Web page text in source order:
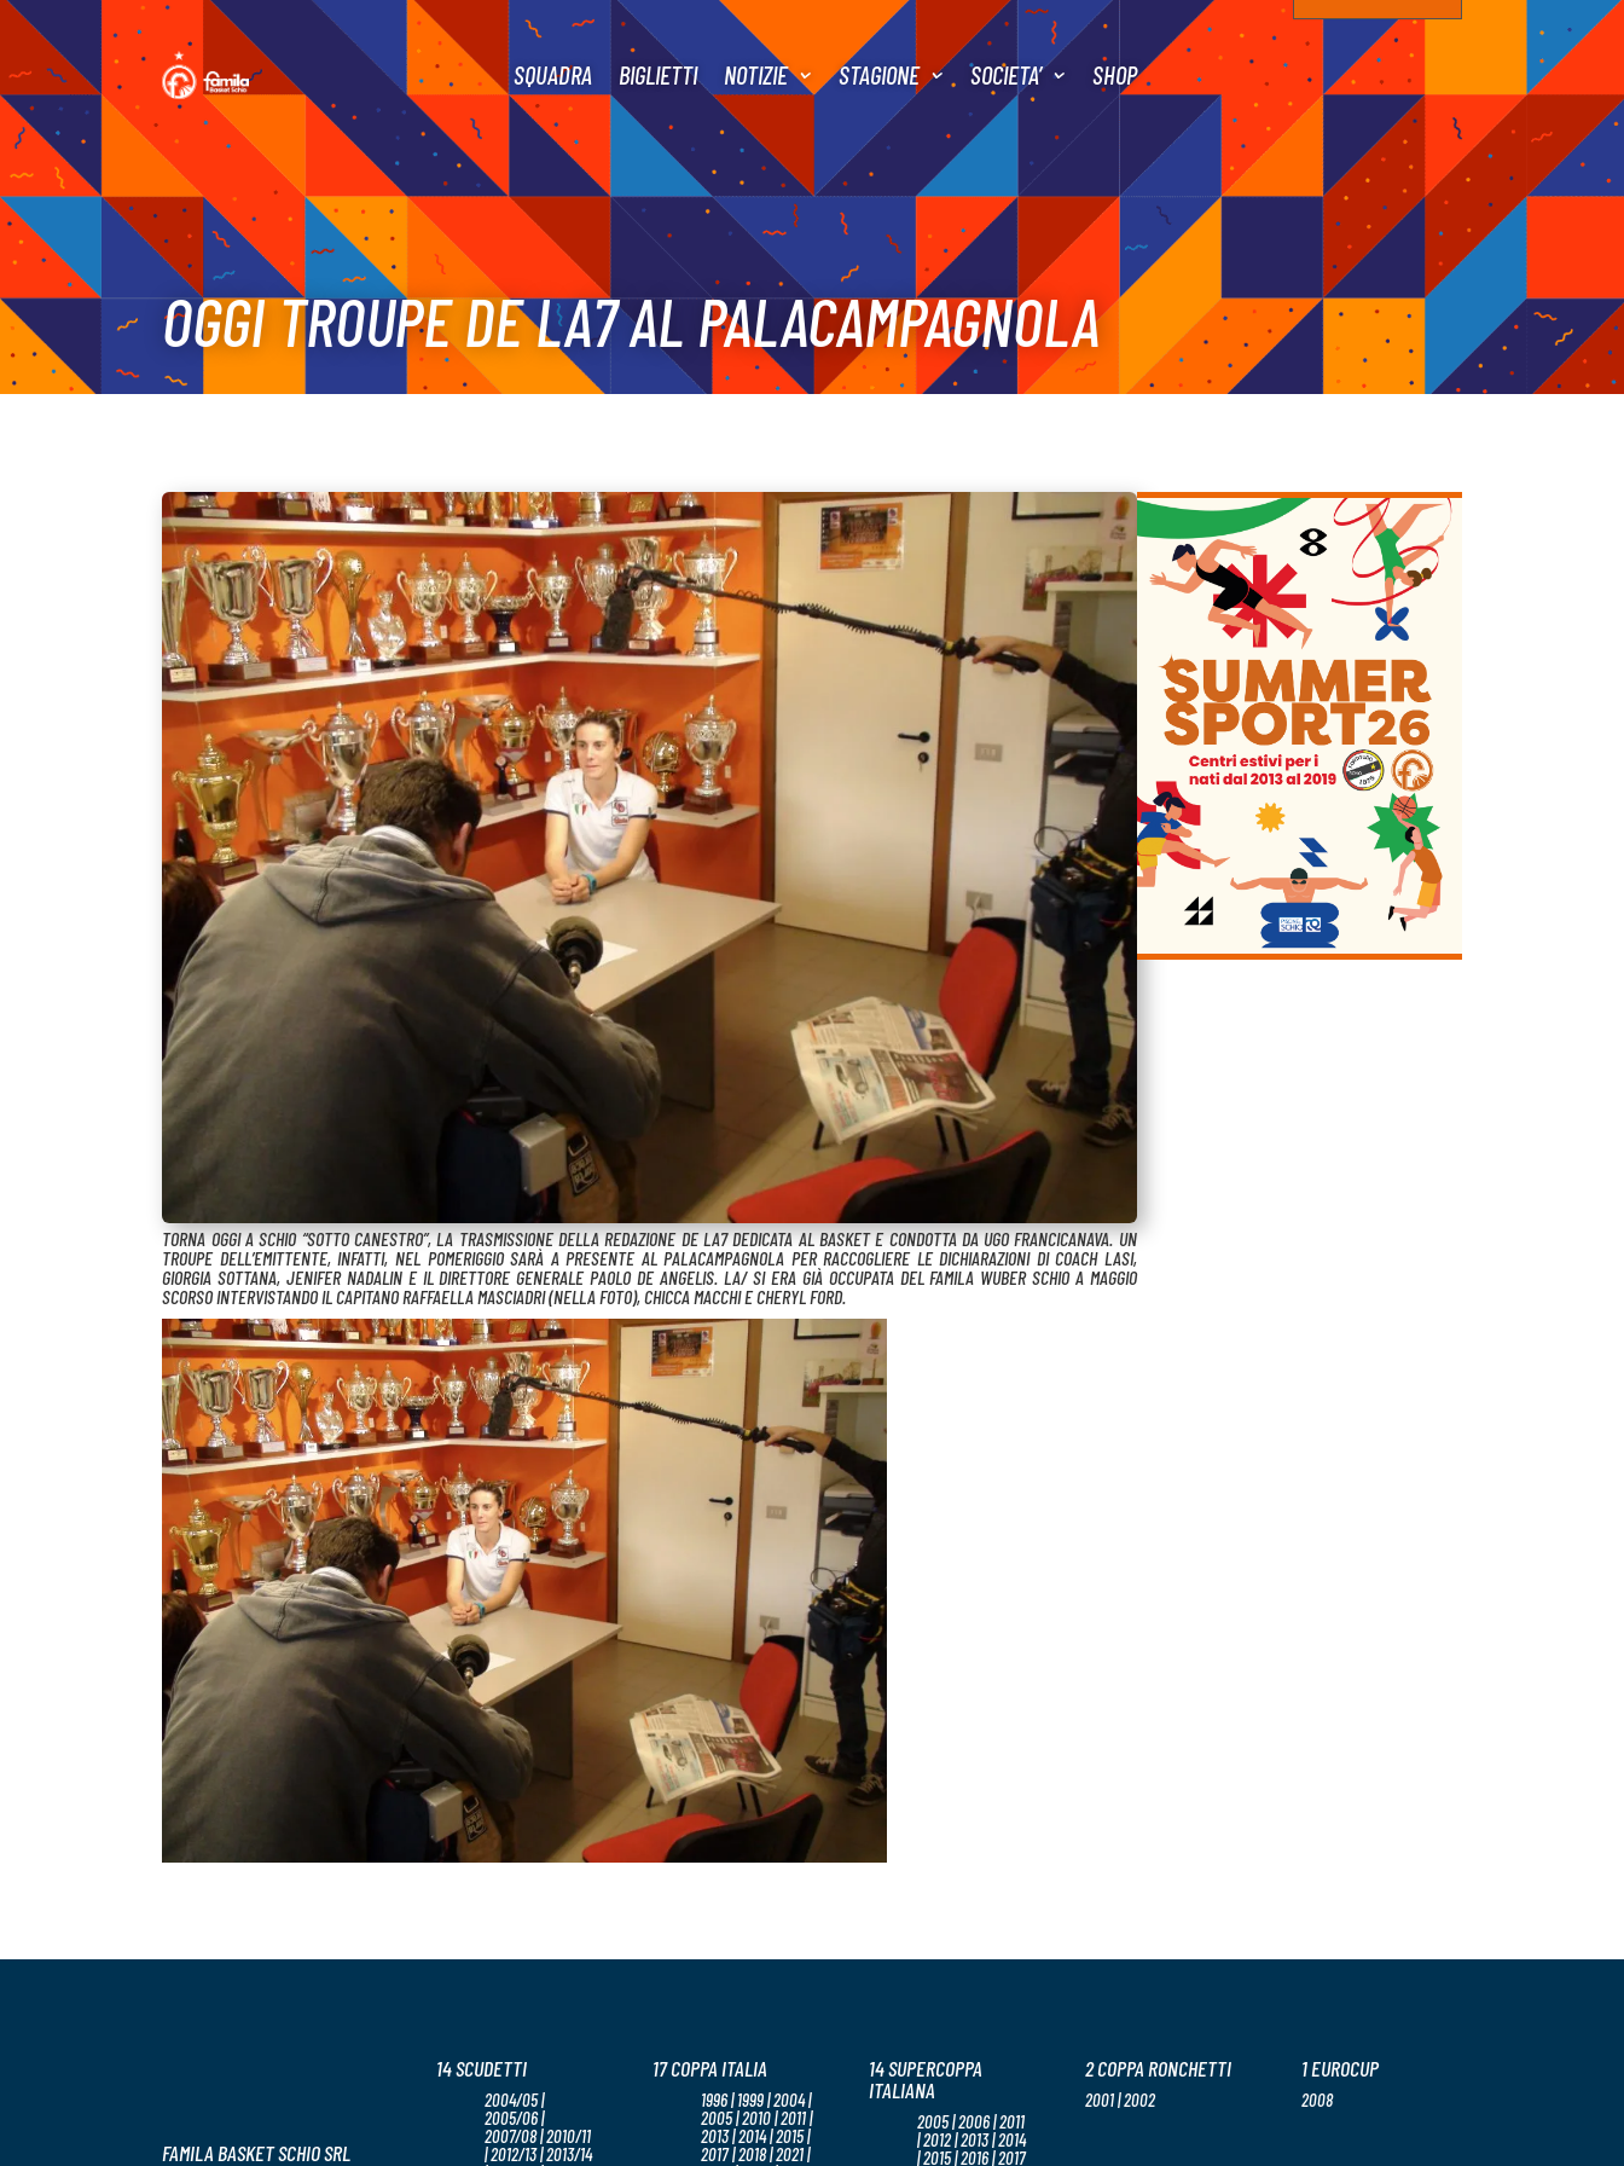
SQUADRA BIGLIETTI NOTIZIE STAGIONE SOCIETA’ SHOP
OGGI TROUPE DE LA7 AL PALACAMPAGNOLA
TORNA OGGI A SCHIO “SOTTO CANESTRO”, LA TRASMISSIONE DELLA REDAZIONE DE LA7 DEDICATA AL BASKET E CONDOTTA DA UGO FRANCICANAVA. UN
TROUPE DELL’EMITTENTE, INFATTI, NEL POMERIGGIO SARÀ A PRESENTE AL PALACAMPAGNOLA PER RACCOGLIERE LE DICHIARAZIONI DI COACH LASI,
GIORGIA SOTTANA, JENIFER NADALIN E IL DIRETTORE GENERALE PAOLO DE ANGELIS. LA/ SI ERA GIÀ OCCUPATA DEL FAMILA WUBER SCHIO A MAGGIO
SCORSO INTERVISTANDO IL CAPITANO RAFFAELLA MASCIADRI (NELLA FOTO), CHICCA MACCHI E CHERYL FORD.
FAMILA BASKET SCHIO SRL
14 SCUDETTI
2004/05 |
2005/06 |
2007/08 | 2010/11
| 2012/13 | 2013/14
17 COPPA ITALIA
1996 | 1999 | 2004 |
2005 | 2010 | 2011 |
2013 | 2014 | 2015 |
2017 | 2018 | 2021 |
14 SUPERCOPPA
ITALIANA
2005 | 2006 | 2011
| 2012 | 2013 | 2014
| 2015 | 2016 | 2017
2 COPPA RONCHETTI
2001 | 2002
1 EUROCUP
2008